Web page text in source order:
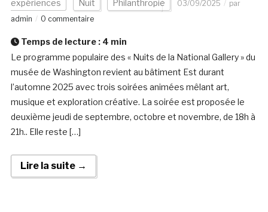
expériences Nuit Philanthropie 03/09/2025
par
admin
0 commentaire
Temps de lecture : 4 min
Le programme populaire des « Nuits de la National Gallery » du
musée de Washington revient au bâtiment Est durant
l’automne 2025 avec trois soirées animées mêlant art,
musique et exploration créative. La soirée est proposée le
deuxième jeudi de septembre, octobre et novembre, de 18h à
21h.. Elle reste […]
Lire la suite →